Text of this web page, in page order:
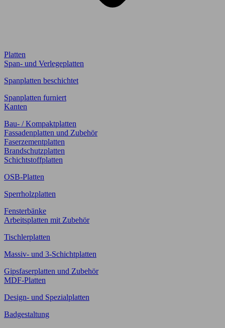
Platten
Span- und Verlegeplatten
Spanplatten beschichtet
Spanplatten furniert
Kanten
Bau- / Kompaktplatten
Fassadenplatten und Zubehör
Faserzementplatten
Brandschutzplatten
Schichtstoffplatten
OSB-Platten
Sperrholzplatten
Fensterbänke
Arbeitsplatten mit Zubehör
Tischlerplatten
Massiv- und 3-Schichtplatten
Gipsfaserplatten und Zubehör
MDF-Platten
Design- und Spezialplatten
Badgestaltung